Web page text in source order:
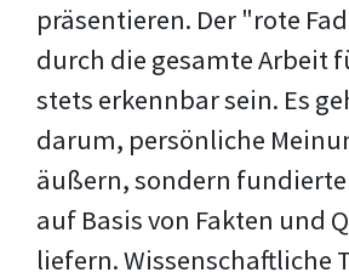
präsentieren. Der "rote
durch die gesamte Arbeit
stets erkennbar sein. Es
darum, persönliche
äußern, sondern
auf Basis von Fakten und
liefern. Wissenschaftliche